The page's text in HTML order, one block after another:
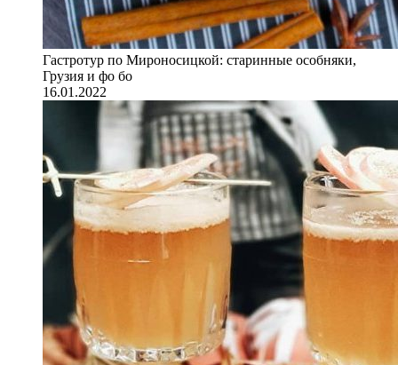
Гастротур по Мироносицкой: старинные особняки,
Грузия и фо бо
16.01.2022